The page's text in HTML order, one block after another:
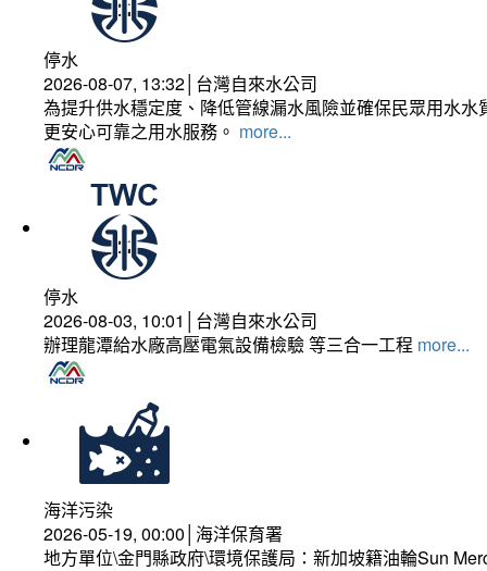
停水
2026-08-07, 13:32│台灣自來水公司
為提升供水穩定度、降低管線漏水風險並確保民眾用水
更安心可靠之用水服務。 more...
停水
2026-08-03, 10:01│台灣自來水公司
辦理龍潭給水廠高壓電氣設備檢驗 等三合一工程 more...
海洋污染
2026-05-19, 00:00│海洋保育署
地方單位\金門縣政府\環境保護局：新加坡籍油輪Sun